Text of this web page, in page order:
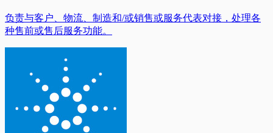
负责与客户、物流、制造和/或销售或服务代表对接，处理各
种售前或售后服务功能。